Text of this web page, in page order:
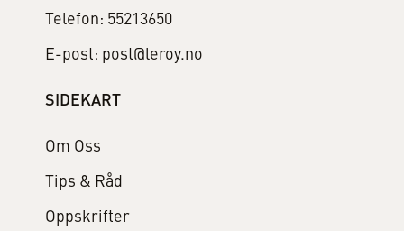
Telefon: 55213650
E-post: post@leroy.no
SIDEKART
Om Oss
Tips & Råd
Oppskrifter